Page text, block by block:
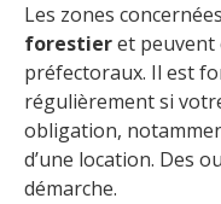
Les zones
forestieret peuvent
préfectoraux. Il est
régulièrement si
obligation,
d’une location. Des
démarche.